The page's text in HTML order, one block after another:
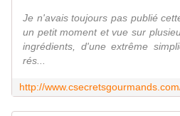
Je n'avais toujours pas publié
un petit moment et vue sur
ingrédients, d'une extrême
rés...